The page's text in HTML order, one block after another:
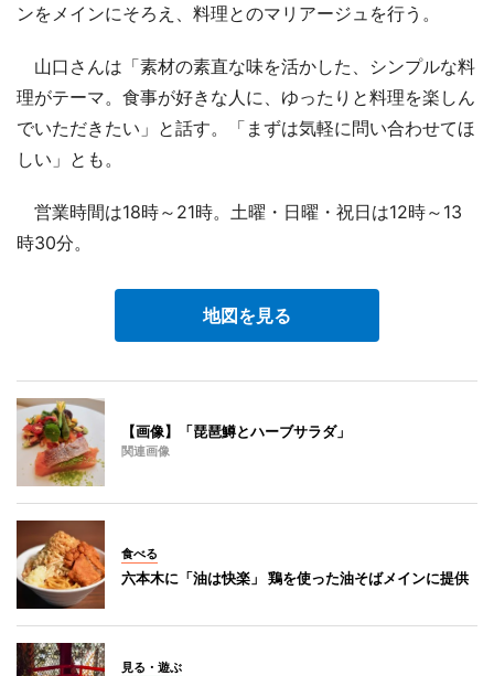
ンをメインにそろえ、料理とのマリアージュを行う。
山口さんは「素材の素直な味を活かした、シンプルな料
理がテーマ。食事が好きな人に、ゆったりと料理を楽しん
でいただきたい」と話す。「まずは気軽に問い合わせてほ
しい」とも。
営業時間は18時～21時。土曜・日曜・祝日は12時～13
時30分。
地図を見る
【画像】「琵琶鱒とハーブサラダ」
関連画像
食べる
六本木に「油は快楽」 鶏を使った油そばメインに提供
見る・遊ぶ